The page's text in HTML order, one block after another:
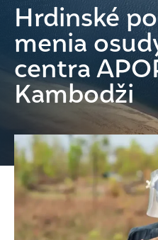
Hrdinské
menia
centra
Kambodži